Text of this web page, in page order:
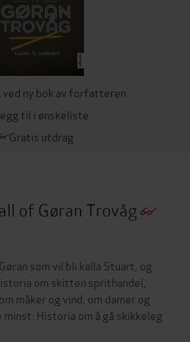
ved ny bok av forfatteren
til i ønskeliste
Gratis utdrag
of Gøran Trovåg
som vil bli kalla Stuart, og
om skitten sprithandel,
måker og vind, om damer og
Historia om å gå skikkeleg